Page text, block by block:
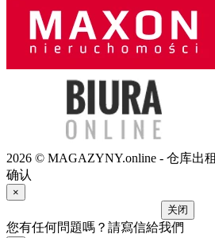
2026 © MAGAZYNY.online - 仓库出租
确认
×
关闭
您有任何問題嗎？請寫信給我們